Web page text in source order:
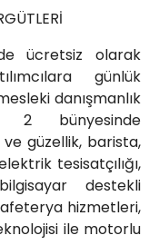
ücretsiz olarak
günlük
danışmanlık
2 bünyesinde
güzellik, barista,
tesisatçılığı,
destekli
hizmetleri,
ile motorlu